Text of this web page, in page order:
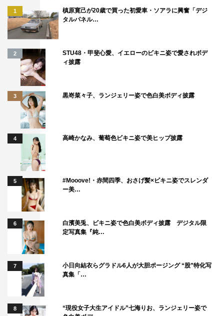
1
槙原寛己が20歳で買った初愛車・ソアラに興奮「デジ
タルパネル…
2
STU48・甲斐心愛、イエローのビキニ姿で愛されボデ
ィ披露
3 黒嵜菜々子、ランジェリー姿で色白美ボディ披露
4 高崎かなみ、葡萄色ビキニ姿で美ヒップ披露
5
#Mooove!・赤間四季、おさげ髪×ビキニ姿でスレンダ
ー美…
6
白濱美兎、ビキニ姿で色白美ボディ披露 デジタル限
定写真集『純…
7
小日向結衣らグラドル6人が大胆ポージング “股”特化写
真集「…
8
“現役女子大生アイドル”七海りお、ランジェリー姿で